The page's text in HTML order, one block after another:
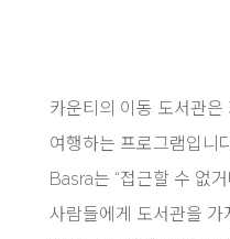
카운티의 이동 도서관
여행하는 프로그램입니
Basra는 “접근할 수 없
사람들에게 도서관을 가